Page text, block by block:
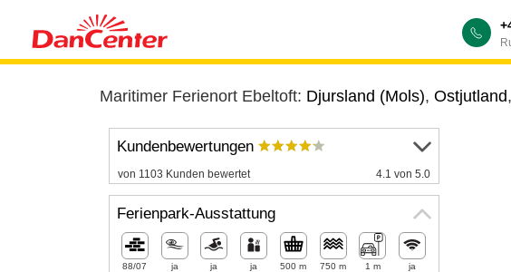
Maritimer Ferienort Ebeltoft: Djursland (Mols), Ostjutland,
Kundenbewertungen
von 1103 Kunden bewertet 4.1 von 5.0
Ferienpark-Ausstattung
88/07 ja ja ja 500 m 750 m 1 m ja